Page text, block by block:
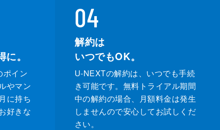
。
ポイン
やマン
に持ち
好きな
04
解約は
いつでもOK。
U-NEXTの解約は、いつでも手続
き可能です。無料トライアル期間
中の解約の場合、月額料金は発生
しませんので安心してお試しくだ
さい。